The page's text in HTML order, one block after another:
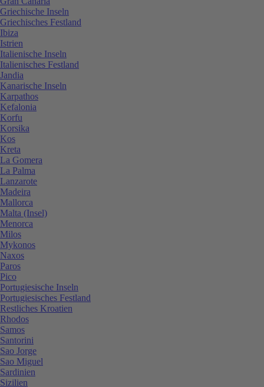
Griechische Inseln
Griechisches Festland
Ibiza
Istrien
Italienische Inseln
Italienisches Festland
Jandia
Kanarische Inseln
Karpathos
Kefalonia
Korfu
Korsika
Kos
Kreta
La Gomera
La Palma
Lanzarote
Madeira
Mallorca
Malta (Insel)
Menorca
Milos
Mykonos
Naxos
Paros
Pico
Portugiesische Inseln
Portugiesisches Festland
Restliches Kroatien
Rhodos
Samos
Santorini
Sao Jorge
Sao Miguel
Sardinien
Sizilien